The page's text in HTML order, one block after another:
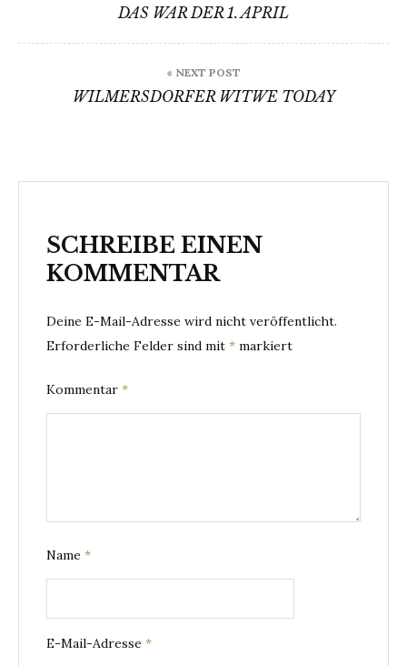
DAS WAR DER 1. APRIL
« NEXT POST
WILMERSDORFER WITWE TODAY
SCHREIBE EINEN
KOMMENTAR
Deine E-Mail-Adresse wird nicht veröffentlicht.
Erforderliche Felder sind mit * markiert
Kommentar *
Name *
E-Mail-Adresse *